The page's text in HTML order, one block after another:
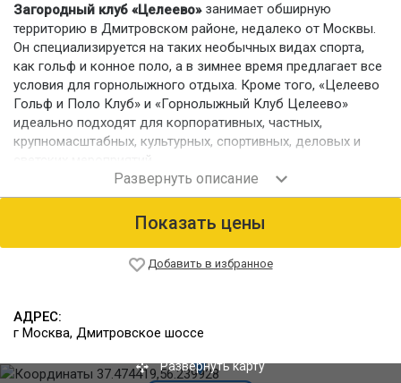
Загородный клуб «Целеево»занимает обширную
территорию в Дмитровском районе, недалеко от Москвы.
Он специализируется на таких необычных видах спорта,
как гольф и конное поло, а в зимнее время предлагает все
условия для горнолыжного отдыха. Кроме того, «Целеево
Гольф и Поло Клуб» и «Горнолыжный Клуб Целеево»
идеально подходят для корпоративных, частных,
крупномасштабных, культурных, спортивных, деловых и
светских мероприятий.
Номерной фонд
где находятся благоустроенные номера
категорий «Стандарт» и «Люкс» вместимостью от 2 до 4
человек, и в отдельно стоящих коттеджах-шале на 4-6
Питание
Ресторан «Целеево Гольф и Поло Клуба» предлагает
можно также заказать навынос или с доставкой. Кафе
Показать цены
Добавить в избранное
АДРЕС:
г Москва, Дмитровское шоссе
Развернуть карту